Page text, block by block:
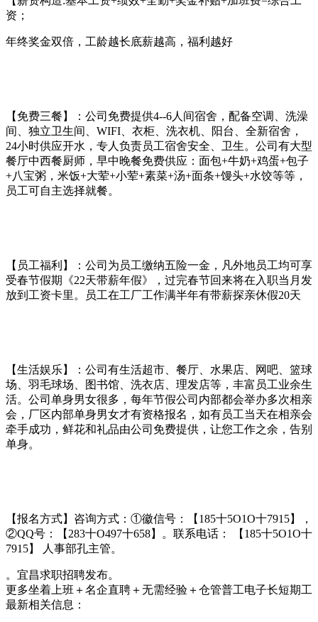
资；
年终奖金双倍，工龄越长底薪越高，福利越好
【免费三餐】：公司免费提供4--6人间宿舍，配备空调、洗澡
间、独立卫生间、WIFI、衣柜、洗衣机、阳台、全新宿舍，
24小时供应开水，专人负责员工宿舍安全、卫生。公司有大型
餐厅中西餐厨师，早中晚餐免费供应：面包+牛奶+鸡蛋+包子
+八宝粥，米饭+大荤+小荤+素菜+汤+面条+馒头+水饺等等，
员工可自主选择就餐。
【员工福利】：公司为员工缴纳五险一金，凡外地员工均可享
受春节假期《22天带薪年假》，过完春节回来将在入职当月发
放到工资卡里。员工在工厂工作满半年有带薪探亲休假20天
【生活娱乐】：公司有生活超市、餐厅、水果店、网吧、篮球
场、羽毛球场、图书馆、洗衣店、理发店等，丰富员工业余生
活。公司单身男女很多，每年节假公司内部都会举办多次相亲
会，厂区内部单身男女才有资格报名，如有员工当天在相亲会
牵手成功，鲜花和礼品由公司免费提供，让您工作之余，告别
单身。
【报名方式】咨询方式：①徽信号：【185十5O1O十7915】，
②QQ号：【283十O497十658】。联系电话： 【185十5O1O十
7915】 人事部孔主管。
。宜昌求职招聘发布。
更多坐着上班＋名企直聘＋无需经验＋仓管普工电子长短期工
最新相关信息：